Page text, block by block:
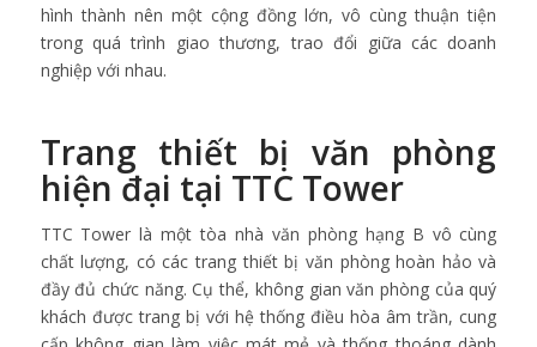
hình thành nên một cộng đồng lớn, vô cùng thuận tiện
trong quá trình giao thương, trao đổi giữa các doanh
nghiệp với nhau.
Trang thiết bị văn phòng
hiện đại tại TTC Tower
TTC Tower là một tòa nhà văn phòng hạng B vô cùng
chất lượng, có các trang thiết bị văn phòng hoàn hảo và
đầy đủ chức năng. Cụ thể, không gian văn phòng của quý
khách được trang bị với hệ thống điều hòa âm trần, cung